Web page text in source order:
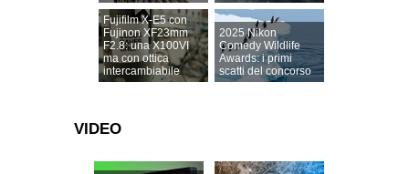
Fujifilm X-E5 con
Fujinon XF23mm
F2.8: una X100VI
ma con ottica
intercambiabile
2025 Nikon
Comedy Wildlife
Awards: i primi
scatti del concorso
VIDEO